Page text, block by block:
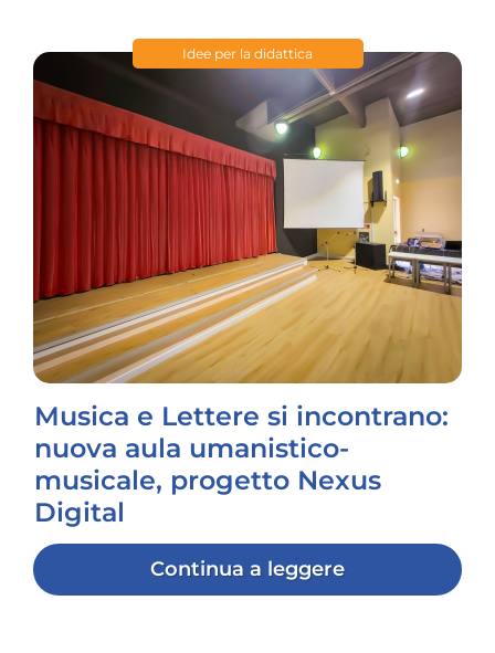
Idee per la didattica
Musica e Lettere si incontrano:
nuova aula umanistico-
musicale, progetto Nexus
Digital
Continua a leggere